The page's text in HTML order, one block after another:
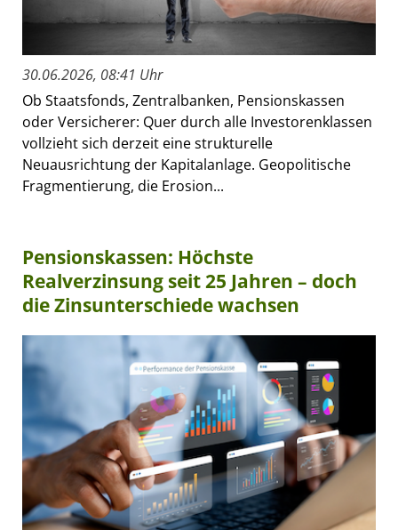
30.06.2026, 08:41 Uhr
Ob Staatsfonds, Zentralbanken, Pensionskassen
oder Versicherer: Quer durch alle Investorenklassen
vollzieht sich derzeit eine strukturelle
Neuausrichtung der Kapitalanlage. Geopolitische
Fragmentierung, die Erosion...
Pensionskassen: Höchste
Realverzinsung seit 25 Jahren – doch
die Zinsunterschiede wachsen